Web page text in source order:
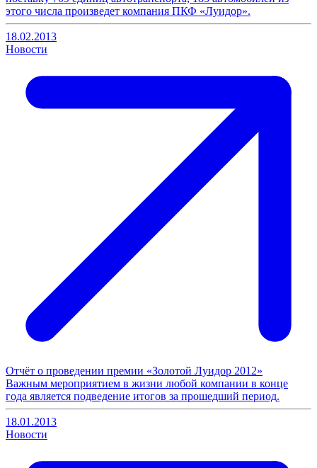
этого числа произведет компания ПКФ «Луидор».
18.02.2013
Новости
Отчёт о проведении премии «Золотой Луидор 2012»
Важным мероприятием в жизни любой компании в конце
года является подведение итогов за прошедший период.
18.01.2013
Новости